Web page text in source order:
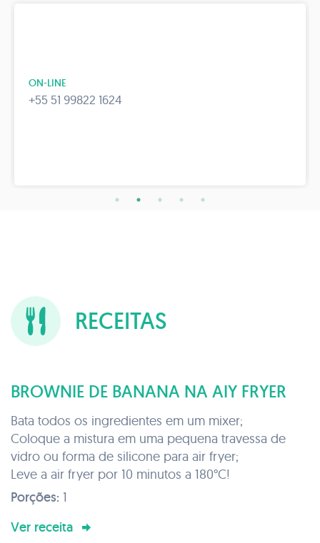
ON-LINE
+55 51 99822 1624
RECEITAS
BROWNIE DE BANANA NA AIY FRYER
Bata todos os ingredientes em um mixer;
Coloque a mistura em uma pequena travessa de
vidro ou forma de silicone para air fryer;
Leve a air fryer por 10 minutos a 180°C!
Porções: 1
Ver receita